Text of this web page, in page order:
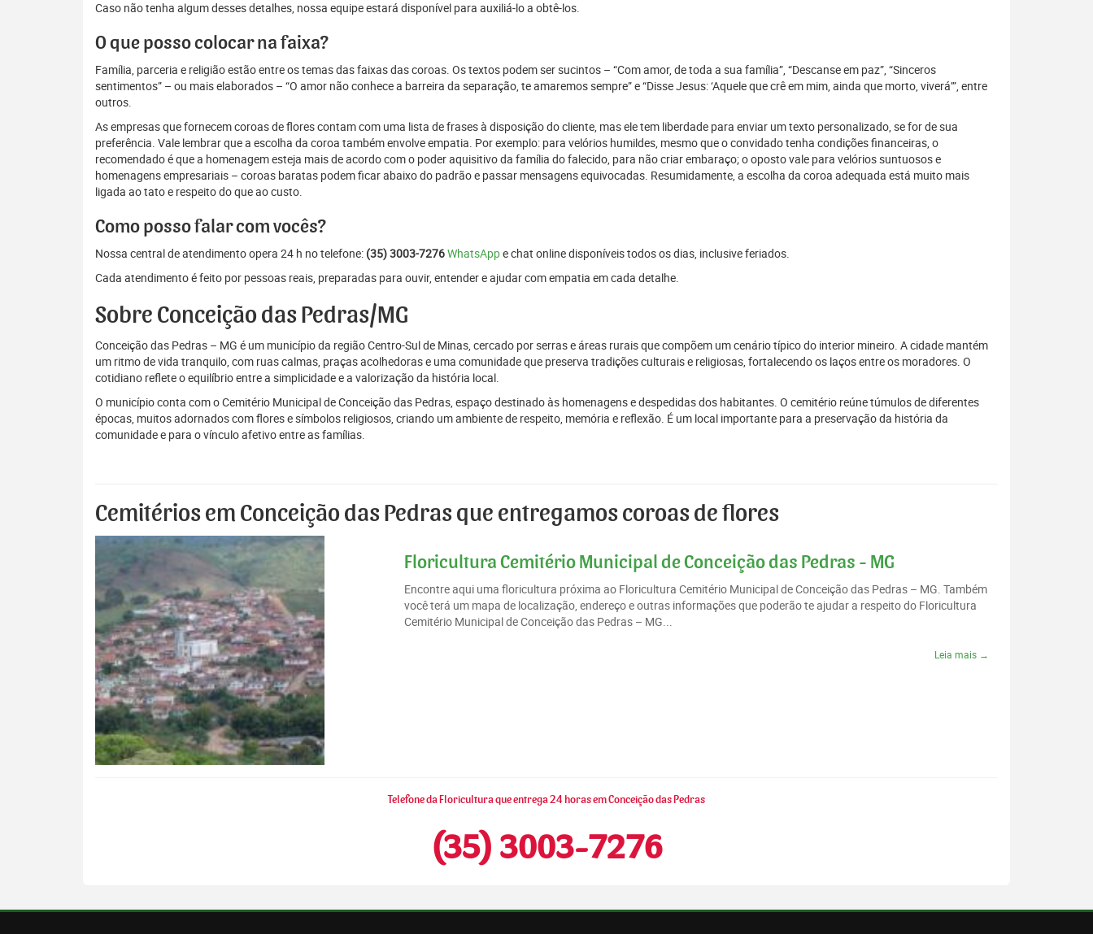
Caso não tenha algum desses detalhes, nossa equipe estará disponível para auxiliá-lo a obtê-los.
O que posso colocar na faixa?
Família, parceria e religião estão entre os temas das faixas das coroas. Os textos podem ser sucintos – “Com amor, de toda a sua família”, “Descanse em paz”, “Sinceros
sentimentos” – ou mais elaborados – “O amor não conhece a barreira da separação, te amaremos sempre” e “Disse Jesus: ‘Aquele que crê em mim, ainda que morto, viverá’”, entre
outros.
As empresas que fornecem coroas de flores contam com uma lista de frases à disposição do cliente, mas ele tem liberdade para enviar um texto personalizado, se for de sua
preferência. Vale lembrar que a escolha da coroa também envolve empatia. Por exemplo: para velórios humildes, mesmo que o convidado tenha condições financeiras, o
recomendado é que a homenagem esteja mais de acordo com o poder aquisitivo da família do falecido, para não criar embaraço; o oposto vale para velórios suntuosos e
homenagens empresariais – coroas baratas podem ficar abaixo do padrão e passar mensagens equivocadas. Resumidamente, a escolha da coroa adequada está muito mais
ligada ao tato e respeito do que ao custo.
Como posso falar com vocês?
Nossa central de atendimento opera 24 h no telefone: (35) 3003-7276WhatsAppe chat online disponíveis todos os dias, inclusive feriados.
Cada atendimento é feito por pessoas reais, preparadas para ouvir, entender e ajudar com empatia em cada detalhe.
Sobre Conceição das Pedras/MG
Conceição das Pedras – MG é um município da região Centro-Sul de Minas, cercado por serras e áreas rurais que compõem um cenário típico do interior mineiro. A cidade mantém
um ritmo de vida tranquilo, com ruas calmas, praças acolhedoras e uma comunidade que preserva tradições culturais e religiosas, fortalecendo os laços entre os moradores. O
cotidiano reflete o equilíbrio entre a simplicidade e a valorização da história local.
O município conta com o Cemitério Municipal de Conceição das Pedras, espaço destinado às homenagens e despedidas dos habitantes. O cemitério reúne túmulos de diferentes
épocas, muitos adornados com flores e símbolos religiosos, criando um ambiente de respeito, memória e reflexão. É um local importante para a preservação da história da
comunidade e para o vínculo afetivo entre as famílias.
Cemitérios em Conceição das Pedras que entregamos coroas de flores
Floricultura Cemitério Municipal de Conceição das Pedras - MG
Encontre aqui uma floricultura próxima ao Floricultura Cemitério Municipal de Conceição das Pedras – MG. Também
você terá um mapa de localização, endereço e outras informações que poderão te ajudar a respeito do Floricultura
Cemitério Municipal de Conceição das Pedras – MG...
Leia mais →
Telefone da Floricultura que entrega 24 horas em Conceição das Pedras
(35) 3003-7276